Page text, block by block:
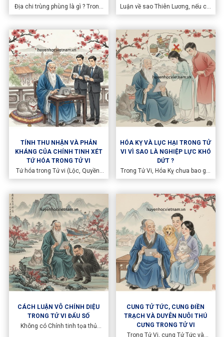
Địa chi trùng phùng là gì ? Trong
Tử Vi Đẩu Số, năm sinh và giờ
nhưng lại có mối quan hệ cộng
hưởng cực kỳ sâu sắc. Năm sinh
đại diện cho khí vận căn bản
(gốc
Luận về sao Thiên Lương, nếu chỉ
dừng lại ở việc xem nó như một
thông thường, thì chúng ta mới
chỉ chạm vào lớp vỏ bề ngoài. Để
thực sự thấu hiểu Thiên Lương,
cần phải đặt ngôi sao này vào
trục âm dương sinh tồn của Tử
Vi Đẩu Số — nơi mỗi tinh diệu
không chỉ là một phẩm chất đạo
đức, mà là một cơ chế vận hành
khí số của con người giữa thế
gian.
TÍNH THU NHẬN VÀ PHẢN
KHÁNG CỦA CHÍNH TINH XÉT
TỨ HÓA TRONG TỬ VI
Tứ hóa trong Tử vi (Lộc, Quyền,
Khoa, Kỵ) chính là "linh hồn" tạo
số. Cổ nhân thường dạy: "Tinh vi
thể, hóa vi dụng" – tức sao là cái
xác, còn Hóa khí mới là cái hồn
dẫn động cát hung. Tuy nhiên,
một sai lầm phổ biến trong giới
nghiên cứu là mặc định Lộc luôn
tốt, Kỵ luôn xấu.
HÓA KỴ VÀ LỤC HẠI TRONG TỬ
VI VÌ SAO LÀ NGHIỆP LỰC KHÓ
DỨT ?
Trong Tử Vi, Hóa Kỵ chưa bao giờ
là hung tinh theo nghĩa bộc phát,
là biểu hiện của ám kết chi khí –
khí bị dồn nén, bị khóa chặt,
không thông, không tan, không
đoạn
CÁCH LUẬN VÔ CHÍNH DIỆU
TRONG TỬ VI ĐẨU SỐ
Không có Chính tinh tọa thủ
CUNG TỬ TỨC, CUNG ĐIỀN
TRẠCH VÀ DUYÊN NUÔI THÚ
CƯNG TRONG TỬ VI
Trong Tử Vi, cung Tử Tức và